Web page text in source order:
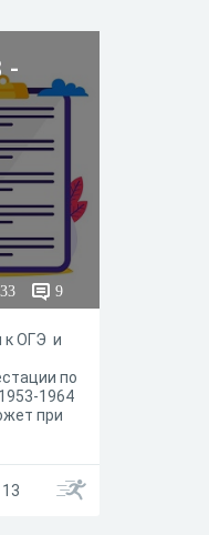
-
9
к ОГЭ и
по
1964
при
13